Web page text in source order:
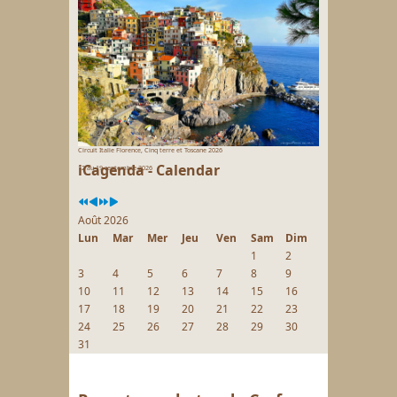
Circuit Italie Florence, Cinq terre et Toscane 2026
12 au 19 septembre 2026
iCagenda - Calendar
Août 2026
Lun
Mar Mer Jeu Ven Sam
Dim
1
2
3
4 5 6 7 8
9
10
11 12 13 14 15
16
17
18 19 20 21 22
23
24
25 26 27 28 29
30
31